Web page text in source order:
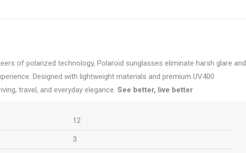
of polarized technology, Polaroid sunglasses eliminate harsh glare and
Designed with lightweight materials and premium UV400
travel, and everyday elegance. See better, live better
12
3